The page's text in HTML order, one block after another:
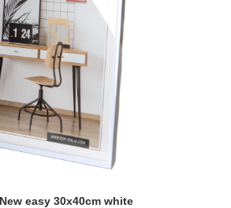
LUE LISÄÄ
easy 30x40cm white